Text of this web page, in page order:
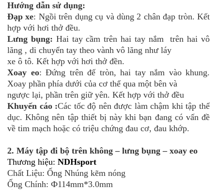
Hướng dẫn sử dụng:
Đạp xe: Ngồi trên dụng cụ và dùng 2 chân đạp tròn. Kết
hợp với hơi thở đều.
Lưng bụng: Hai tay cầm trên hai tay nắm trên hai vô
lăng , di chuyển tay theo vành vô lăng như láy
xe ô tô. Kết hợp với hơi thở đền.
Xoay eo: Đứng trên đế tròn, hai tay nắm vào khung.
Xoay phần phía dưới của cơ thể qua một bên và
ngược lại, phần trên giữ yên. Kết hợp với thở đều
Khuyến cáo :Các tốc độ nên được làm chậm khi tập thể
dục. Không nên tập thiết bị này khi bạn đang có vấn đề
về tim mạch hoặc có triệu chứng đau cơ, đau khớp.
2. Máy tập đi bộ trên không – lưng bụng – xoay eo
Thương hiệu: NDHsport
Chất Liệu: Ống Nhúng kẽm nóng
Ống Chính: Ф114mm*3.0mm